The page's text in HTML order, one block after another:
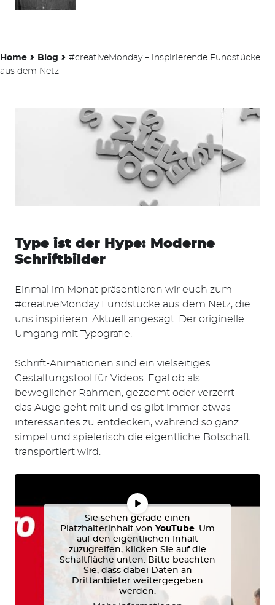
Home › Blog › #creativeMonday – inspirierende Fundstücke
aus dem Netz
Type ist der Hype: Moderne
Schriftbilder
Einmal im Monat präsentieren wir euch zum
#creativeMonday Fundstücke aus dem Netz, die
uns inspirieren. Aktuell angesagt: Der originelle
Umgang mit Typografie.
Schrift-Animationen sind ein vielseitiges
Gestaltungstool für Videos. Egal ob als
beweglicher Rahmen, gezoomt oder verzerrt –
das Auge geht mit und es gibt immer etwas
interessantes zu entdecken, während so ganz
simpel und spielerisch die eigentliche Botschaft
transportiert wird.
Sie sehen gerade einen
Platzhalterinhalt von YouTube. Um
auf den eigentlichen Inhalt
zuzugreifen, klicken Sie auf die
Schaltfläche unten. Bitte beachten
Sie, dass dabei Daten an
Drittanbieter weitergegeben
werden.